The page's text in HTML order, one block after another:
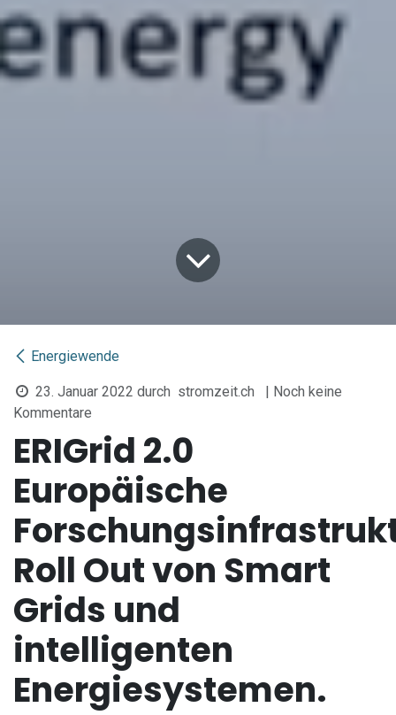
Energiewende
23. Januar 2022 durch stromzeit.ch
| Noch keine
Kommentare
ERIGrid 2.0
Europäische
Roll Out von Smart
Grids und
intelligenten
Energiesystemen.